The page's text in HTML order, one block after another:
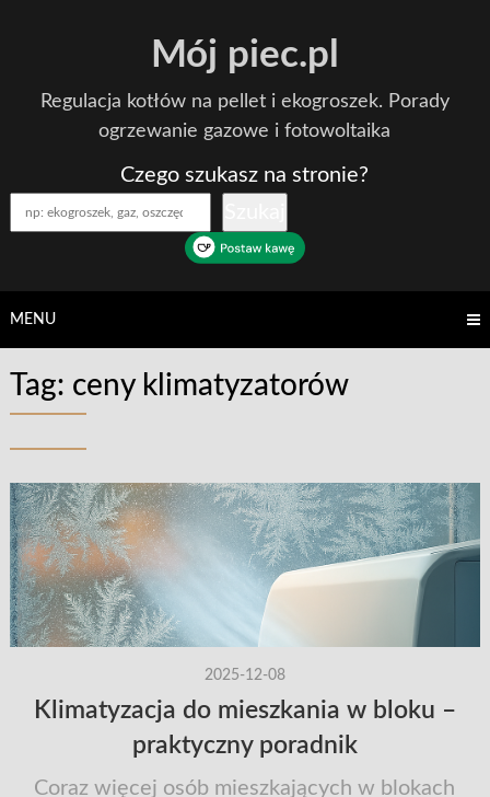
Mój piec.pl
Regulacja kotłów na pellet i ekogroszek. Porady
ogrzewanie gazowe i fotowoltaika
Czego szukasz na stronie?
MENU
Tag: ceny klimatyzatorów
2025-12-08
Klimatyzacja do mieszkania w bloku –
praktyczny poradnik
Coraz więcej osób mieszkających w blokach